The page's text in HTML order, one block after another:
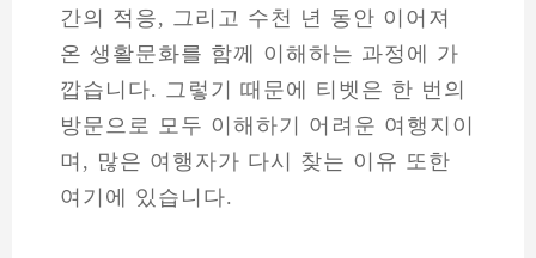
간의 적응, 그리고 수천 년 동안 이어져
온 생활문화를 함께 이해하는 과정에 가
깝습니다. 그렇기 때문에 티벳은 한 번의
방문으로 모두 이해하기 어려운 여행지이
며, 많은 여행자가 다시 찾는 이유 또한
여기에 있습니다.